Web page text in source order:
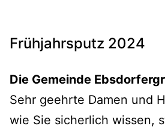
Frühjahrsputz 2024
Die Gemeinde
Sehr geehrte Damen und
wie Sie sicherlich wissen,